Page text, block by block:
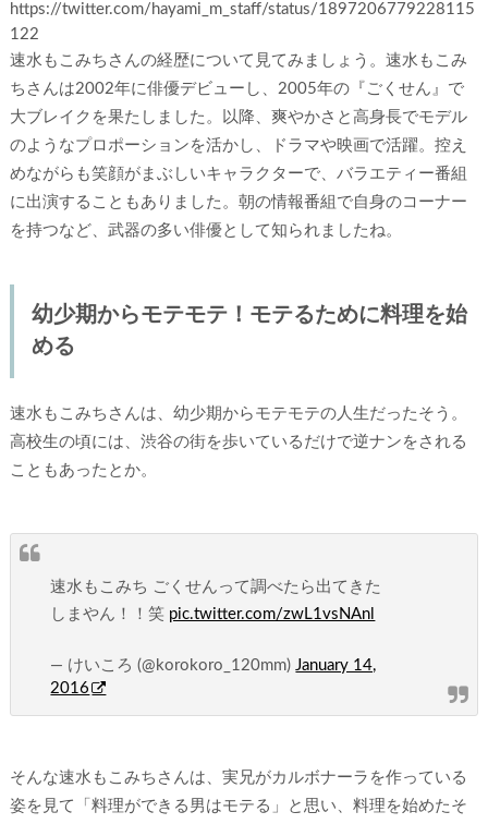
https://twitter.com/hayami_m_staff/status/1897206779228115
122
速水もこみちさんの経歴について見てみましょう。速水もこみ
ちさんは2002年に俳優デビューし、2005年の『ごくせん』で
大ブレイクを果たしました。以降、爽やかさと高身長でモデル
のようなプロポーションを活かし、ドラマや映画で活躍。控え
めながらも笑顔がまぶしいキャラクターで、バラエティー番組
に出演することもありました。朝の情報番組で自身のコーナー
を持つなど、武器の多い俳優として知られましたね。
幼少期からモテモテ！モテるために料理を始
める
速水もこみちさんは、幼少期からモテモテの人生だったそう。
高校生の頃には、渋谷の街を歩いているだけで逆ナンをされる
こともあったとか。
速水もこみち ごくせんって調べたら出てきた
しまやん！！笑 pic.twitter.com/zwL1vsNAnl
— けいころ (@korokoro_120mm) January 14,
2016
そんな速水もこみちさんは、実兄がカルボナーラを作っている
姿を見て「料理ができる男はモテる」と思い、料理を始めたそ